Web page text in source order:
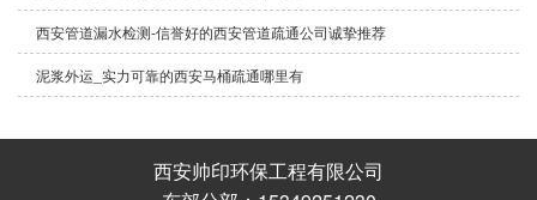
西安管道漏水检测-信誉好的西安管道疏通公司诚挚推荐
泥浆外运_实力可靠的西安马桶疏通哪里有
西安帅印环保工程有限公司